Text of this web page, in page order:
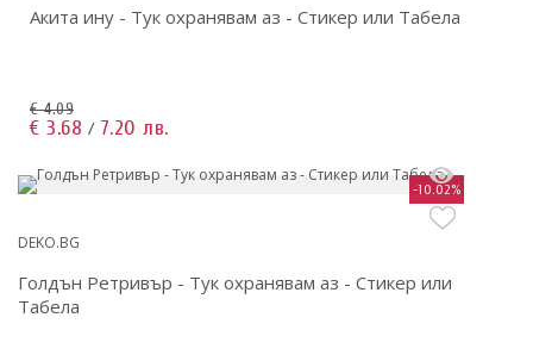
Акита ину - Тук охранявам аз - Стикер или Табела
€ 4.09
€ 3.68 / 7.20 лв.
-10.02%
DEKO.BG
Голдън Ретривър - Тук охранявам аз - Стикер или
Табела